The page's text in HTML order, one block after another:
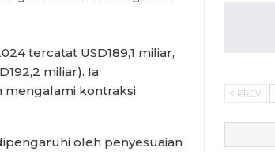
tercatat USD189,1 miliar,
miliar). Ia
mengalami kontraksi
oleh penyesuaian
PREV